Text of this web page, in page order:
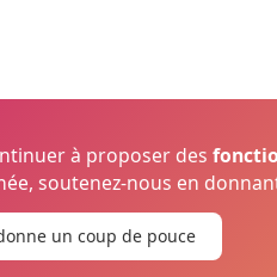
à proposer des
soutenez-nous en
un coup de pouce